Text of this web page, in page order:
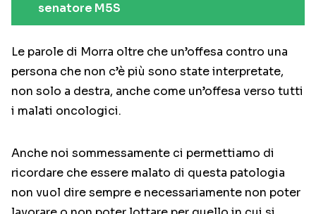
senatore M5S
Le parole di Morra oltre che un’offesa contro una
persona che non c’è più sono state interpretate,
non solo a destra, anche come un’offesa verso tutti
i malati oncologici.
Anche noi sommessamente ci permettiamo di
ricordare che essere malato di questa patologia
non vuol dire sempre e necessariamente non poter